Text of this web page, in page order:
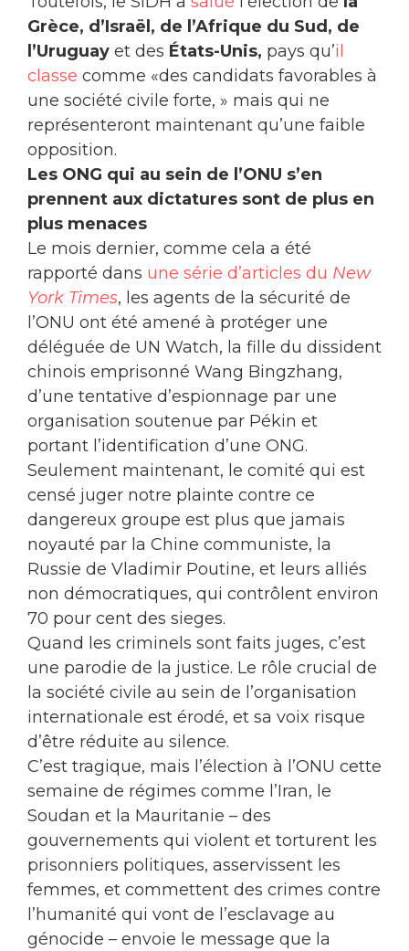
Grèce, d’Israël, de l’Afrique du Sud, de
l’Uruguay et des États-Unis, pays qu’il
classe comme «des candidats favorables à
une société civile forte, » mais qui ne
représenteront maintenant qu’une faible
opposition.
Les ONG qui au sein de l’ONU s’en
prennent aux dictatures sont de plus en
plus menaces
Le mois dernier, comme cela a été
rapporté dans une série d’articles du New
York Times, les agents de la sécurité de
l’ONU ont été amené à protéger une
déléguée de UN Watch, la fille du dissident
chinois emprisonné Wang Bingzhang,
d’une tentative d’espionnage par une
organisation soutenue par Pékin et
portant l’identification d’une ONG.
Seulement maintenant, le comité qui est
censé juger notre plainte contre ce
dangereux groupe est plus que jamais
noyauté par la Chine communiste, la
Russie de Vladimir Poutine, et leurs alliés
non démocratiques, qui contrôlent environ
70 pour cent des sieges.
Quand les criminels sont faits juges, c’est
une parodie de la justice. Le rôle crucial de
la société civile au sein de l’organisation
internationale est érodé, et sa voix risque
d’être réduite au silence.
C’est tragique, mais l’élection à l’ONU cette
semaine de régimes comme l’Iran, le
Soudan et la Mauritanie – des
gouvernements qui violent et torturent les
prisonniers politiques, asservissent les
femmes, et commettent des crimes contre
l’humanité qui vont de l’esclavage au
génocide – envoie le message que la